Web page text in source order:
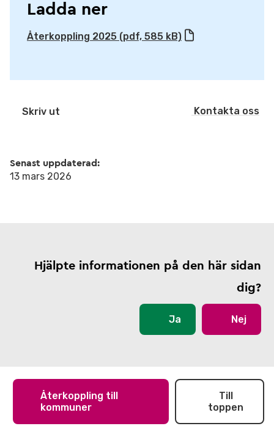
Ladda ner
Återkoppling 2025 (pdf, 585 kB)
Skriv ut Kontakta oss
Senast uppdaterad:
13 mars 2026
Hjälpte informationen på den här sidan
dig?
Ja Nej
Återkoppling till
kommuner
Till
toppen